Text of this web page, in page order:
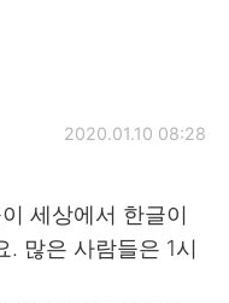
2020.01.10 08:28
세상에서 한글이
. 많은 사람들은 1시